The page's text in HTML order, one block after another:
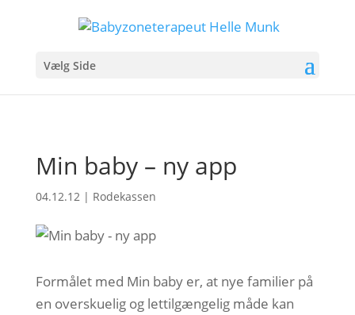
Vælg Side
Min baby – ny app
04.12.12| Rodekassen
Formålet med Min baby er, at nye familier på
en overskuelig og lettilgængelig måde kan